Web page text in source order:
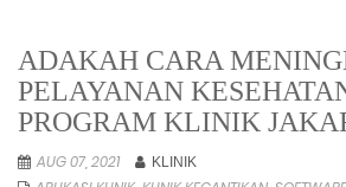
ADAKAH CARA
PELAYANAN
PROGRAM KLINIK
AUG 07, 2021 KLINIK